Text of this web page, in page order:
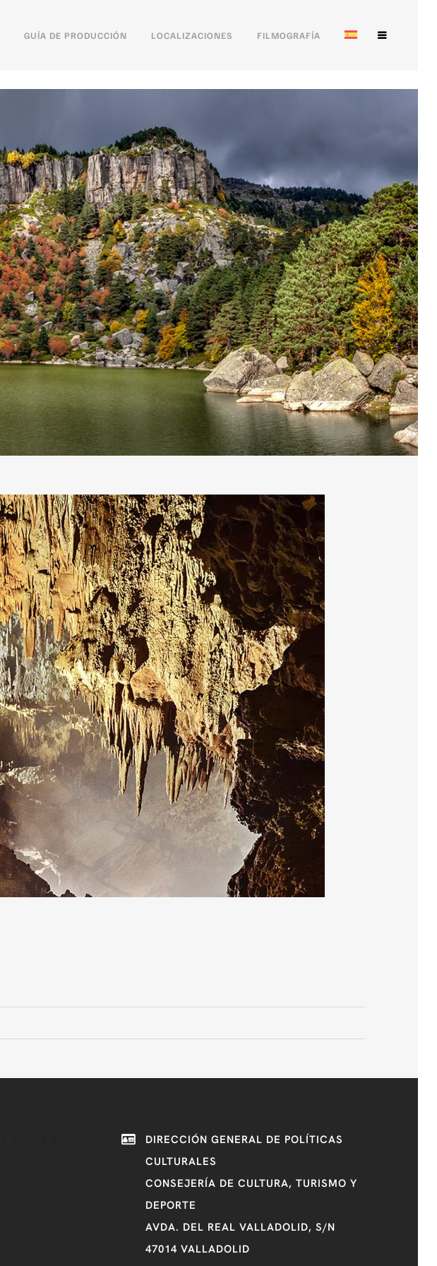
GUÍA DE PRODUCCIÓN LOCALIZACIONES FILMOGRAFÍA
DIRECCIÓN GENERAL DE POLÍTICAS
CULTURALES
CONSEJERÍA DE CULTURA, TURISMO Y
DEPORTE
AVDA. DEL REAL VALLADOLID, S/N
47014 VALLADOLID